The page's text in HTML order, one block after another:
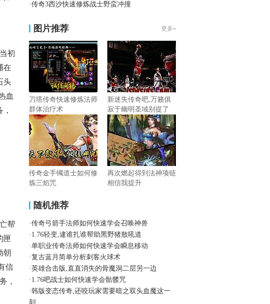
初
在
头
血
帮
匣
朝
信
，
·传奇3西沙快速修炼战士野蛮冲撞
图片推荐 更多»
刀塔传奇快速修炼法师
群体治疗术
新迷失传奇吧,万籁俱
寂于幽明圣域别提了
传奇金手镯道士如何修
炼三焰咒
再次燃起得到法神项链
相信我提升
随机推荐
·传奇弓箭手法师如何快速学会召唤神兽
· 1.76轻变,逮谁扎谁帮助黑野猪敖吼道
·单职业传奇法师如何快速学会瞬息移动
·复古蓝月简单分析刺客火球术
·英雄合击版,直直消失的骨魔洞二层另一边
· 1.76吧战士如何快速学会骷髅咒
·韩版变态传奇,还咬玩家需要暗之双头血魔这一
刻